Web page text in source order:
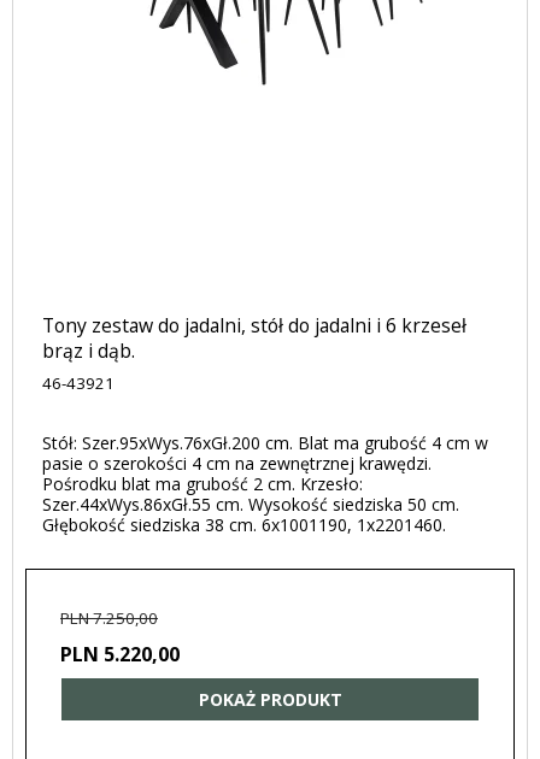
Tony zestaw do jadalni, stół do jadalni i 6 krzeseł
brąz i dąb.
46-43921
Stół: Szer.95xWys.76xGł.200 cm. Blat ma grubość 4 cm w
pasie o szerokości 4 cm na zewnętrznej krawędzi.
Pośrodku blat ma grubość 2 cm. Krzesło:
Szer.44xWys.86xGł.55 cm. Wysokość siedziska 50 cm.
Głębokość siedziska 38 cm. 6x1001190, 1x2201460.
PLN 7.250,00
PLN 5.220,00
POKAŻ PRODUKT